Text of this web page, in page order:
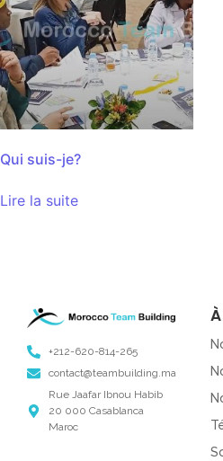
Qui suis-je?
Lire la suite
+212-620-814-265
contact@teambuilding.ma
Rue Jaafar Ibnou Habib
20 000 Casablanca
Maroc